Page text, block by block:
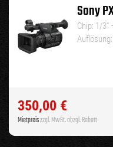
Sony
Chip: 1/3″
350,00 €
Mietpreiszzgl. MwSt. abzgl. Rabatt